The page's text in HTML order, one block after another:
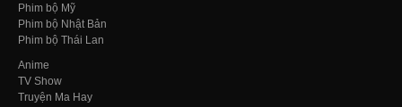
Phim bộ Mỹ
Phim bộ Nhật Bản
Phim bộ Thái Lan
Anime
TV Show
Truyện Ma Hay